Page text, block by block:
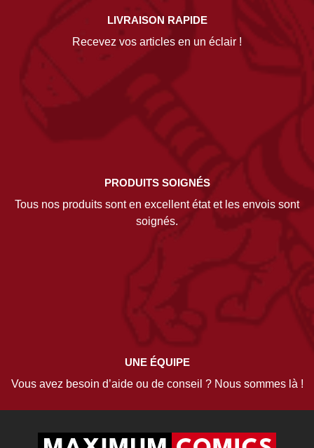
LIVRAISON RAPIDE
Recevez vos articles en un éclair !
PRODUITS SOIGNÉS
Tous nos produits sont en excellent état et les envois sont
soignés.
UNE ÉQUIPE
Vous avez besoin d’aide ou de conseil ? Nous sommes là !